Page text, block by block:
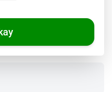
🌞 SOMMERDEALS